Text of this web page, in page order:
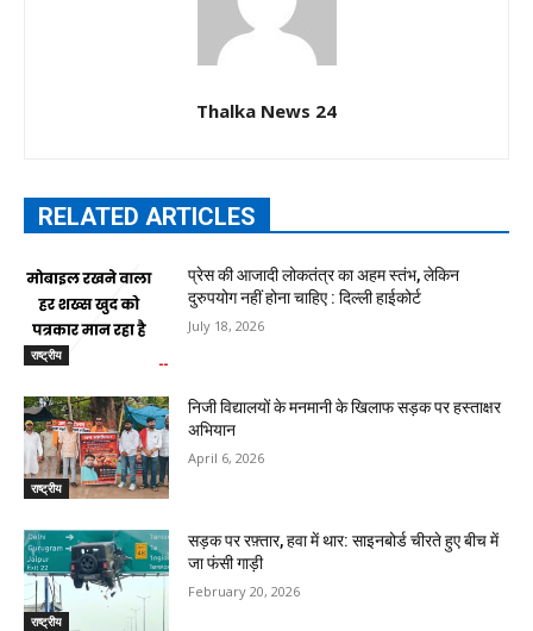
Thalka News 24
RELATED ARTICLES
राष्ट्रीय
प्रेस की आजादी लोकतंत्र का अहम स्तंभ, लेकिन
दुरुपयोग नहीं होना चाहिए : दिल्ली हाईकोर्ट
July 18, 2026
राष्ट्रीय
निजी विद्यालयों के मनमानी के खिलाफ सड़क पर हस्ताक्षर
अभियान
April 6, 2026
राष्ट्रीय
सड़क पर रफ़्तार, हवा में थार: साइनबोर्ड चीरते हुए बीच में
जा फंसी गाड़ी
February 20, 2026